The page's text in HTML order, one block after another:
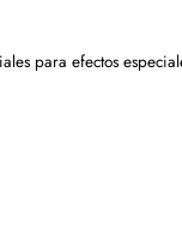
para efectos